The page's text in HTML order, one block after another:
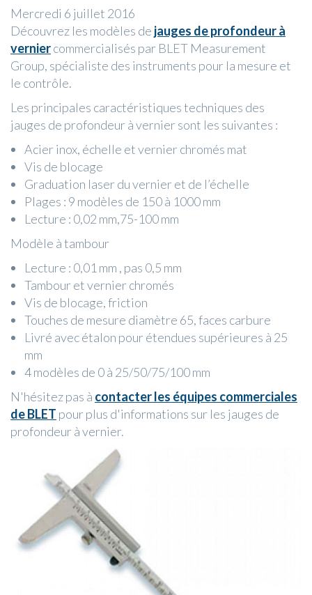
Mercredi 6 juillet 2016
Découvrez les modèles de jauges de profondeur à
verniercommercialisés par BLET Measurement
Group, spécialiste des instruments pour la mesure et
le contrôle.
Les principales caractéristiques techniques des
jauges de profondeur à vernier sont les suivantes :
Acier inox, échelle et vernier chromés mat
Vis de blocage
Graduation laser du vernier et de l’échelle
Plages : 9 modèles de 150 à 1000 mm
Lecture : 0,02 mm,75-100 mm
Modèle à tambour
Lecture : 0,01 mm , pas 0,5 mm
Tambour et vernier chromés
Vis de blocage, friction
Touches de mesure diamètre 65, faces carbure
Livré avec étalon pour étendues supérieures à 25
mm
4 modèles de 0 à 25/50/75/100 mm
N'hésitez pas à contacter les équipes commerciales
de BLET pour plus d'informations sur les jauges de
profondeur à vernier.